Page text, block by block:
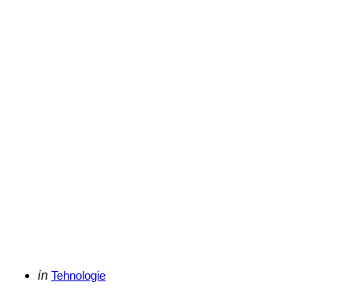
Categories
Posted
in Tehnologie